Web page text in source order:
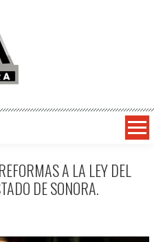
A LA LEY DEL
DE SONORA.